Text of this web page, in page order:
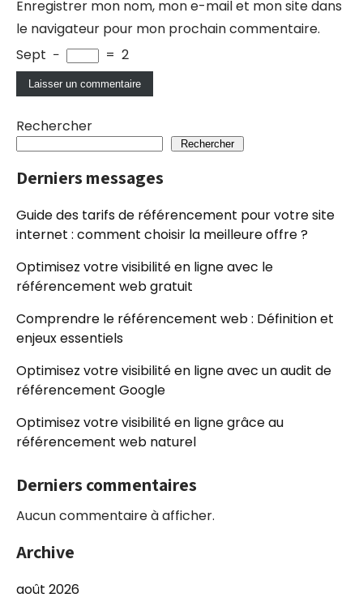
Enregistrer mon nom, mon e-mail et mon site dans
le navigateur pour mon prochain commentaire.
Sept − = 2
Rechercher
Rechercher
Derniers messages
Guide des tarifs de référencement pour votre site
internet : comment choisir la meilleure offre ?
Optimisez votre visibilité en ligne avec le
référencement web gratuit
Comprendre le référencement web : Définition et
enjeux essentiels
Optimisez votre visibilité en ligne avec un audit de
référencement Google
Optimisez votre visibilité en ligne grâce au
référencement web naturel
Derniers commentaires
Aucun commentaire à afficher.
Archive
août 2026